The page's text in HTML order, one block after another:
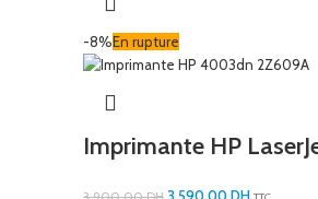
-8%En rupture
Imprimante HP